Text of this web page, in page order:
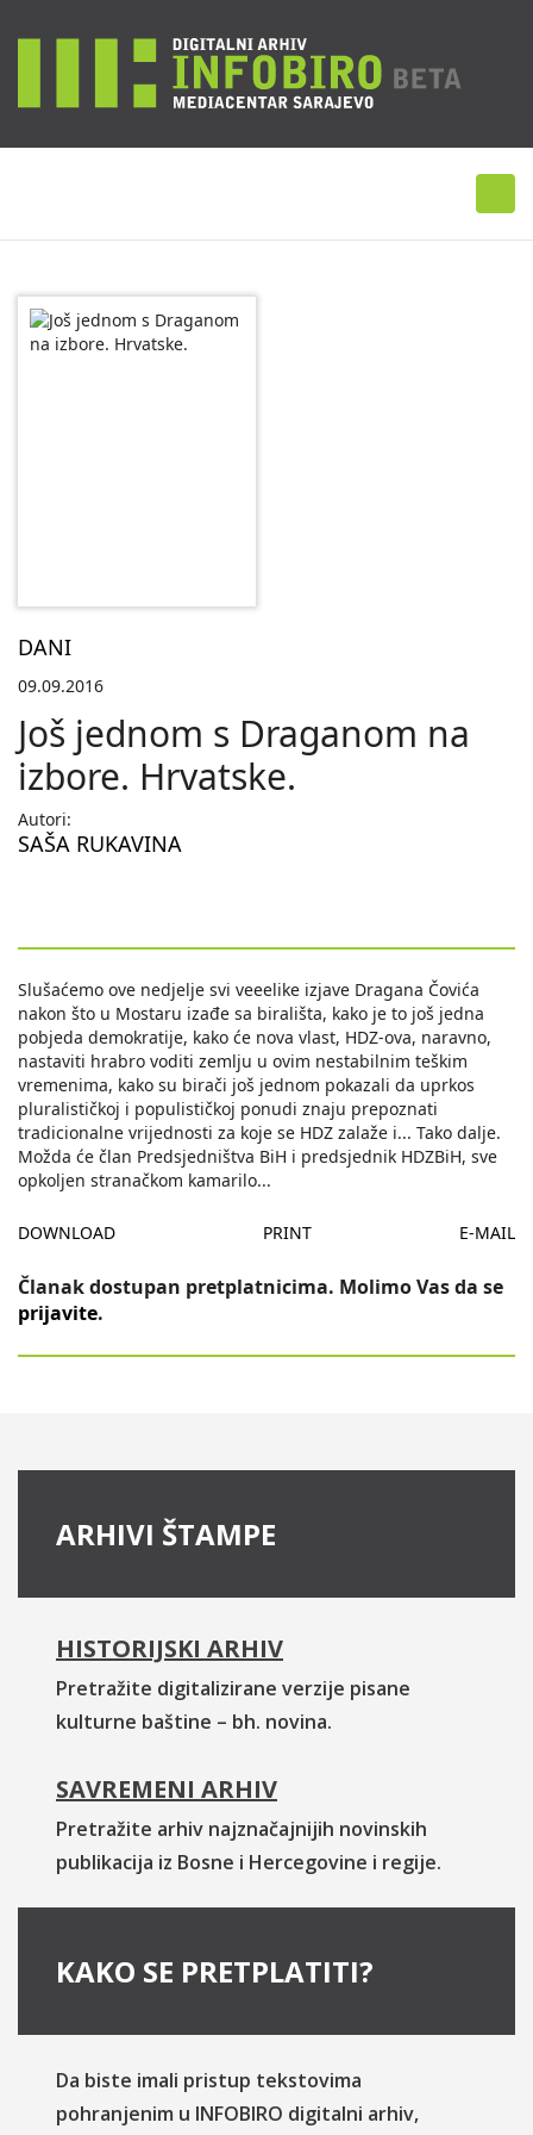
DANI
09.09.2016
Još jednom s Draganom na
izbore. Hrvatske.
Autori:
SAŠA RUKAVINA
Slušaćemo ove nedjelje svi veeelike izjave Dragana Čovića
nakon što u Mostaru izađe sa birališta, kako je to još jedna
pobjeda demokratije, kako će nova vlast, HDZ-ova, naravno,
nastaviti hrabro voditi zemlju u ovim nestabilnim teškim
vremenima, kako su birači još jednom pokazali da uprkos
pluralističkoj i populističkoj ponudi znaju prepoznati
tradicionalne vrijednosti za koje se HDZ zalaže i... Tako dalje.
Možda će član Predsjedništva BiH i predsjednik HDZBiH, sve
opkoljen stranačkom kamarilo...
DOWNLOAD PRINT E-MAIL
Članak dostupan pretplatnicima. Molimo Vas da se
prijavite.
ARHIVI ŠTAMPE
HISTORIJSKI ARHIV
Pretražite digitalizirane verzije pisane
kulturne baštine – bh. novina.
SAVREMENI ARHIV
Pretražite arhiv najznačajnijih novinskih
publikacija iz Bosne i Hercegovine i regije.
KAKO SE PRETPLATITI?
Da biste imali pristup tekstovima
pohranjenim u INFOBIRO digitalni arhiv,